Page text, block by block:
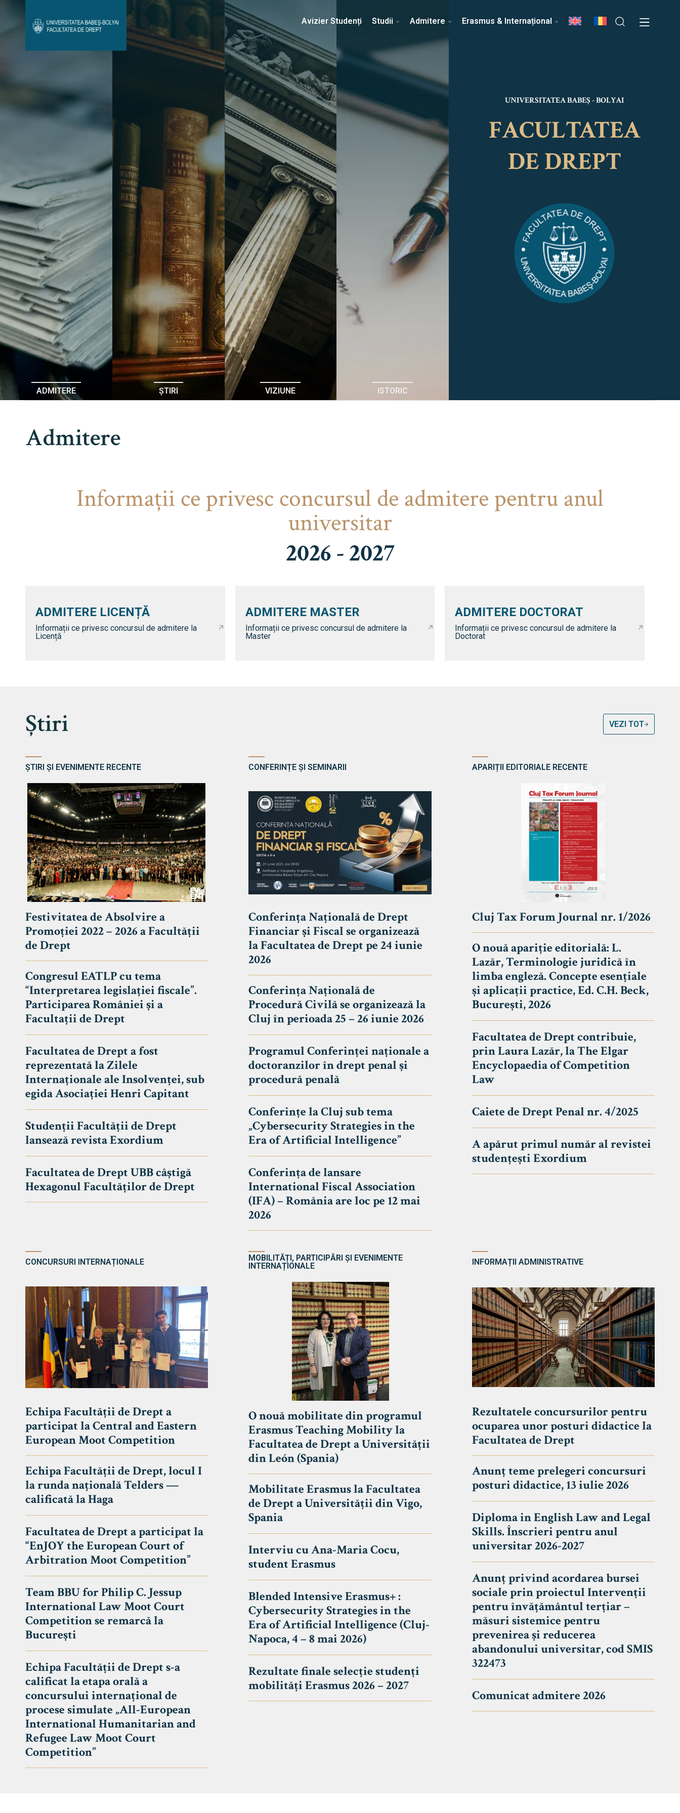
Avizier Studenți Admitere Erasmus & Internațional Despre Facultate Știri Echipa Facultății
Contact
UNIVERSITATEA BABEȘ - BOLYAI
FACULTATEA
DE DREPT
Avizier Studenți
Studii
Admitere
Erasmus & Internațional
Știri
Echipa Facultății
Bibliotecă & Reviste
Avizier Studenți Studii Admitere Erasmus & Internațional
ADMITERE ȘTIRI VIZIUNE ISTORIC
UNIVERSITATEA BABEȘ - BOLYAI
FACULTATEA
DE DREPT
Admitere
Informaţii ce privesc concursul de admitere pentru anul
universitar
2026 - 2027
ADMITERE LICENȚĂ
Informații ce privesc concursul de admitere la
Licență
ADMITERE MASTER
Informații ce privesc concursul de admitere la
Master
ADMITERE DOCTORAT
Informații ce privesc concursul de admitere la
Doctorat
Știri VEZI TOT
ȘTIRI ȘI EVENIMENTE RECENTE
Festivitatea de Absolvire a
Promoției 2022 – 2026 a Facultății
de Drept
Congresul EATLP cu tema
“Interpretarea legislației fiscale”.
Participarea României și a
Facultații de Drept
Facultatea de Drept a fost
reprezentată la Zilele
Internaționale ale Insolvenței, sub
egida Asociației Henri Capitant
Studenții Facultății de Drept
lansează revista Exordium
Facultatea de Drept UBB câștigă
Hexagonul Facultăților de Drept
CONFERINȚE ȘI SEMINARII
Conferința Națională de Drept
Financiar și Fiscal se organizează
la Facultatea de Drept pe 24 iunie
2026
Conferința Națională de
Procedură Civilă se organizează la
Cluj în perioada 25 – 26 iunie 2026
Programul Conferinței naționale a
doctoranzilor în drept penal și
procedură penală
Conferințe la Cluj sub tema
„Cybersecurity Strategies in the
Era of Artificial Intelligence”
Conferința de lansare
International Fiscal Association
(IFA) – România are loc pe 12 mai
2026
APARIȚII EDITORIALE RECENTE
Cluj Tax Forum Journal nr. 1/2026
O nouă apariție editorială: L.
Lazăr, Terminologie juridică în
limba engleză. Concepte esențiale
și aplicații practice, Ed. C.H. Beck,
București, 2026
Facultatea de Drept contribuie,
prin Laura Lazăr, la The Elgar
Encyclopaedia of Competition
Law
Caiete de Drept Penal nr. 4/2025
A apărut primul număr al revistei
studențești Exordium
CONCURSURI INTERNAȚIONALE
Echipa Facultății de Drept a
participat la Central and Eastern
European Moot Competition
Echipa Facultății de Drept, locul I
la runda națională Telders —
calificată la Haga
Facultatea de Drept a participat la
“EnJOY the European Court of
Arbitration Moot Competition”
Team BBU for Philip C. Jessup
International Law Moot Court
Competition se remarcă la
București
Echipa Facultății de Drept s-a
calificat la etapa orală a
concursului internațional de
procese simulate „All-European
International Humanitarian and
Refugee Law Moot Court
Competition”
MOBILITĂȚI, PARTICIPĂRI ȘI EVENIMENTE
INTERNAȚIONALE
O nouă mobilitate din programul
Erasmus Teaching Mobility la
Facultatea de Drept a Universității
din León (Spania)
Mobilitate Erasmus la Facultatea
de Drept a Universității din Vigo,
Spania
Interviu cu Ana-Maria Cocu,
student Erasmus
Blended Intensive Erasmus+ :
Cybersecurity Strategies in the
Era of Artificial Intelligence (Cluj-
Napoca, 4 – 8 mai 2026)
Rezultate finale selecție studenți
mobilități Erasmus 2026 – 2027
INFORMAȚII ADMINISTRATIVE
Rezultatele concursurilor pentru
ocuparea unor posturi didactice la
Facultatea de Drept
Anunț teme prelegeri concursuri
posturi didactice, 13 iulie 2026
Diploma in English Law and Legal
Skills. Înscrieri pentru anul
universitar 2026-2027
Anunț privind acordarea bursei
sociale prin proiectul Intervenții
pentru învățământul terțiar –
măsuri sistemice pentru
prevenirea și reducerea
abandonului universitar, cod SMIS
322473
Comunicat admitere 2026